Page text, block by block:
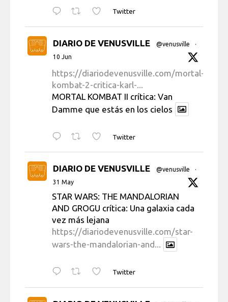
Twitter
DIARIO DE VENUSVILLE @venusville
·
10 Jun
https://diariodevenusville.com/mortal-
kombat-2-critica-karl-...
MORTAL KOMBAT II crítica: Van
Damme que estás en los cielos
Twitter
DIARIO DE VENUSVILLE @venusville
·
31 May
STAR WARS: THE MANDALORIAN
AND GROGU crítica: Una galaxia cada
vez más lejana
https://diariodevenusville.com/star-
wars-the-mandalorian-and...
Twitter